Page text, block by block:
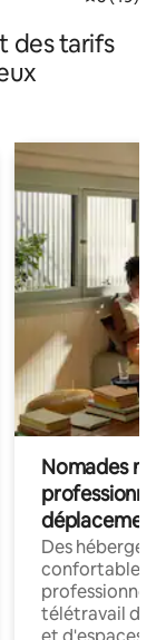
des tarifs
Nomades
déplacement
Des
confortables
professionnels
télétravail